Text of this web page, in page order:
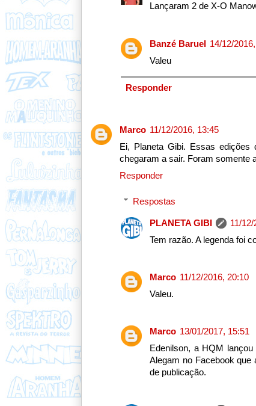
Lançaram 2 de X-O
Banzé Baruel
14/12/
Valeu
Responder
Marco 11/12/2016, 13:45
Ei, Planeta Gibi. Essas
chegaram a sair. Foram somente
Responder
Respostas
PLANETA GIBI
11/
Tem razão. A legenda foi
Marco 11/12/2016, 20:10
Valeu.
Marco 13/01/2017, 15:51
Edenilson, a HQM
Alegam no Facebook que
de publicação.